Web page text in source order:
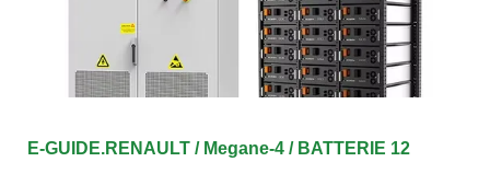
E-GUIDE.RENAULT / Megane-4 / BATTERIE 12